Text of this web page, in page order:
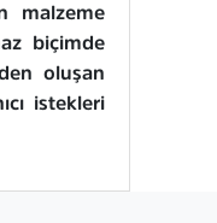
malzeme
biçimde
oluşan
istekleri